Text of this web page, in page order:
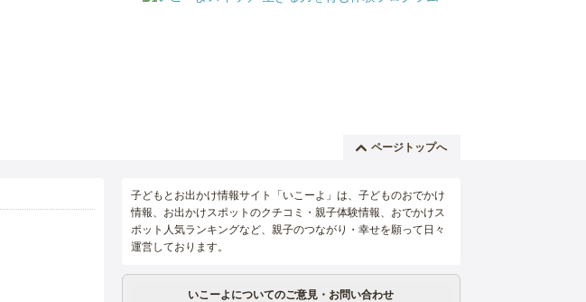
ページトップへ
子どもとお出かけ情報サイト「いこーよ」は、子どものおでかけ
情報、お出かけスポットのクチコミ・親子体験情報、おでかけス
ポット人気ランキングなど、親子のつながり・幸せを願って日々
運営しております。
いこーよについてのご意見・お問い合わせ